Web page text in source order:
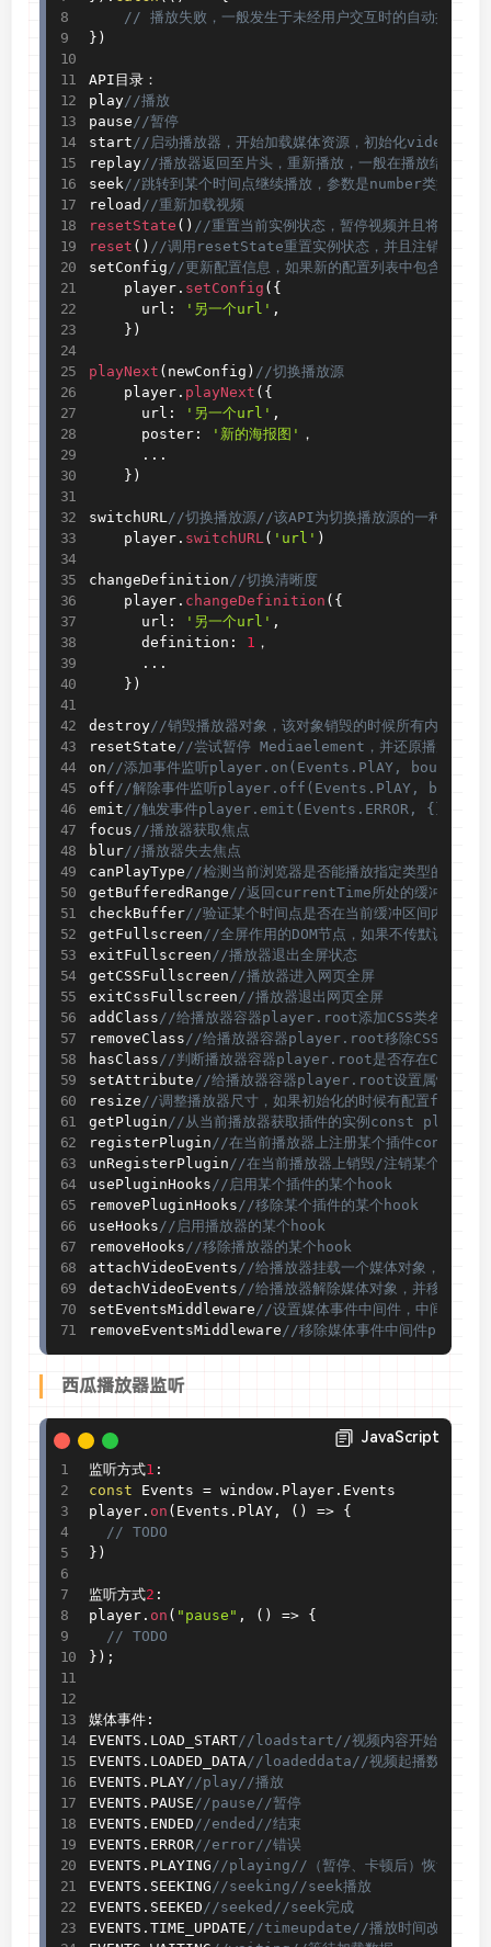
// 播放失败，一般发生于未经用户交互时的自动播放
} )
API目录：
play//播放
pause//暂停
start//启动播放器，开始加载媒体资源，初始化video元素
replay//播放器返回至片头，重新播放，一般在播放结束时调
seek//跳转到某个时间点继续播放，参数是number类型，单
reload //重新加载视频
resetState ( ) //重置当前实例状态，暂停视频并且将当前实
reset ( ) //调用resetState重置实例状态，并且注销所有已
setConfig//更新配置信息，如果新的配置列表中包含内置
    player
. setConfig ( {
      url
: '另一个url' ,
} )
playNext ( newConfig ) //切换播放源
    player
. playNext ( {
      url
: '另一个url' ,
      poster
: '新的海报图' ，
. . .
} )
switchURL//切换播放源//该API为切换播放源的一种方式
    player
. switchURL( 'url' )
changeDefinition//切换清晰度
    player
. changeDefinition ( {
      url
: '另一个url' ,
      definition
: 1 ，
. . .
} )
destroy//销毁播放器对象，该对象销毁的时候所有内置对象
resetState//尝试暂停 Mediaelement，并还原播放器UI
on//添加事件监听player.on(Events.PlAY,
off//解除事件监听player.off(Events.PlAY,
emit//触发事件player.emit(Events.ERROR, {})
focus//播放器获取焦点
blur//播放器失去焦点
canPlayType//检测当前浏览器是否能播放指定类型的视
getBufferedRange//返回currentTime所处的缓冲时间范
checkBuffer//验证某个时间点是否在当前缓冲区间内
getFullscreen//全屏作用的DOM节点，如果不传默认是
exitFullscreen//播放器退出全屏状态
getCSSFullscreen//播放器进入网页全屏
exitCssFullscreen//播放器退出网页全屏
addClass//给播放器容器player.root添加CSS类名
removeClass//给播放器容器player.root移除CSS类名
hasClass//判断播放器容器player.root是否存在CSS类名
setAttribute//给播放器容器player.root设置属
resize//调整播放器尺寸，如果初始化的时候有配置
getPlugin//从当前播放器获取插件的实例const
registerPlugin//在当前播放器上注册某个插件
unRegisterPlugin//在当前播放器上销毁/注销某个
usePluginHooks//启用某个插件的某个hook
removePluginHooks//移除某个插件的某个hook
useHooks//启用播放器的某个hook
removeHooks//移除播放器的某个hook
attachVideoEvents//给播放器挂载一个媒体对象，并注册
detachVideoEvents//给播放器解除媒体对象，并移除相
setEventsMiddleware//设置媒体事件中间件，中间件在
removeEventsMiddleware//移除媒体事件中间件
西瓜播放器监听
JavaScript
监听方式1 :
const Events = window . Player . Events
player . on ( Events . PlAY , ( ) => {
// TODO
} )
监听方式2 :
player . on ( "pause" , ( ) => {
// TODO
} ) ;
媒体事件 :
EVENTS . LOAD_START//loadstart//视频内容开始加
EVENTS . LOADED_DATA//loadeddata//视频起播数据加载
EVENTS . PLAY//play//播放
EVENTS . PAUSE //pause//暂停
EVENTS . ENDED //ended//结束
EVENTS . ERROR //error//错误
EVENTS . PLAYING //playing//（暂停、卡顿后）恢复播放
EVENTS . SEEKING //seeking//seek播放
EVENTS . SEEKED //seeked//seek完成
EVENTS . TIME_UPDATE //timeupdate//播放时间改变